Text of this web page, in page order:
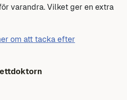
varandra. Vilket ger en extra
om att tacka efter